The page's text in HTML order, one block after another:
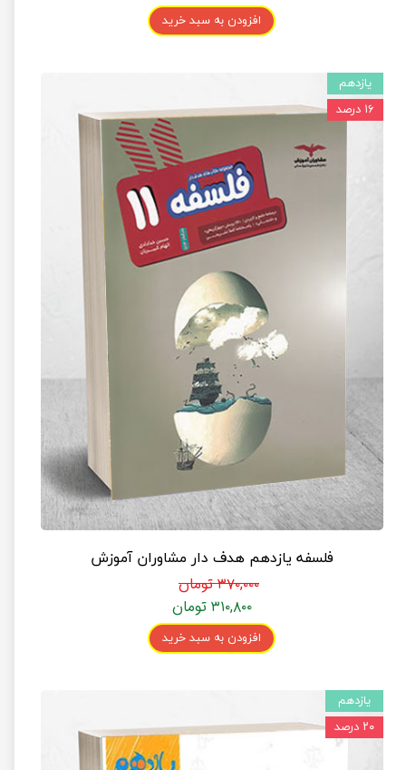
افزودن به سبد خرید
فلسفه یازدهم هدف دار مشاوران آموزش
۳۷۰,۰۰۰ تومان
۳۱۰,۸۰۰ تومان
افزودن به سبد خرید
یازدهم
۱۶ درصد
یازدهم
۲۰ درصد